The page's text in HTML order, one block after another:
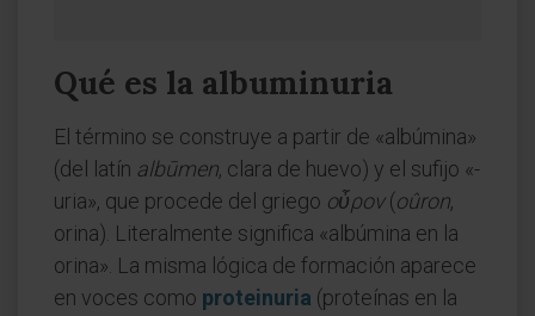
Qué es la albuminuria
El término se construye a partir de «albúmina»
(del latín albūmen, clara de huevo) y el sufijo «-
uria», que procede del griego οὖρον(oûron,
orina). Literalmente significa «albúmina en la
orina». La misma lógica de formación aparece
en voces como proteinuria (proteínas en la